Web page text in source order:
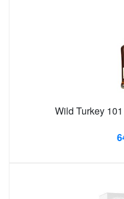
Wild Turkey